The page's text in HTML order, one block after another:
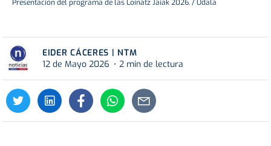
Presentación del programa de las Loinatz Jaiak 2026. / Udala
EIDER CÁCERES | NTM
12 de Mayo 2026
2 min de lectura